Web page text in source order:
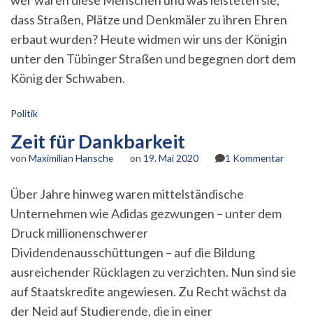
dass Straßen, Plätze und Denkmäler zu ihren Ehren
erbaut wurden? Heute widmen wir uns der Königin
unter den Tübinger Straßen und begegnen dort dem
König der Schwaben.
Politik
Zeit für Dankbarkeit
von Maximilian Hansche on 19. Mai 2020 1 Kommentarzu
Über Jahre hinweg waren mittelständische
Unternehmen wie Adidas gezwungen – unter dem
Druck millionenschwerer
Dividendenausschüttungen – auf die Bildung
ausreichender Rücklagen zu verzichten. Nun sind sie
auf Staatskredite angewiesen. Zu Recht wächst da
der Neid auf Studierende, die in einer